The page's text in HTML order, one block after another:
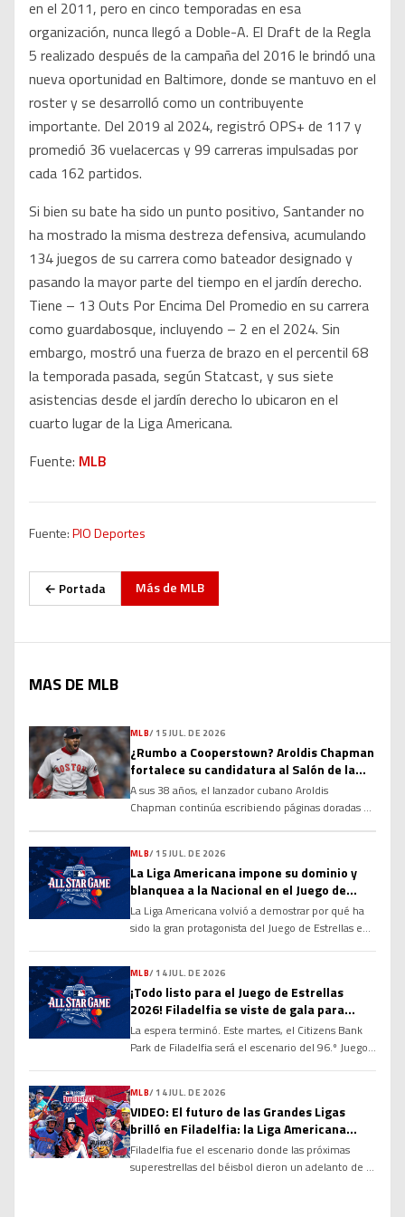
en el 2011, pero en cinco temporadas en esa
organización, nunca llegó a Doble-A. El Draft de la Regla
5 realizado después de la campaña del 2016 le brindó una
nueva oportunidad en Baltimore, donde se mantuvo en el
roster y se desarrolló como un contribuyente
importante. Del 2019 al 2024, registró OPS+ de 117 y
promedió 36 vuelacercas y 99 carreras impulsadas por
cada 162 partidos.
Si bien su bate ha sido un punto positivo, Santander no
ha mostrado la misma destreza defensiva, acumulando
134 juegos de su carrera como bateador designado y
pasando la mayor parte del tiempo en el jardín derecho.
Tiene – 13 Outs Por Encima Del Promedio en su carrera
como guardabosque, incluyendo – 2 en el 2024. Sin
embargo, mostró una fuerza de brazo en el percentil 68
la temporada pasada, según Statcast, y sus siete
asistencias desde el jardín derecho lo ubicaron en el
cuarto lugar de la Liga Americana.
Fuente: MLB
Fuente:PIO Deportes
← Portada Más de MLB
MAS DE MLB
MLB/ 15 JUL. DE 2026
¿Rumbo a Cooperstown? Aroldis Chapman
fortalece su candidatura al Salón de la
Fama
A sus 38 años, el lanzador cubano Aroldis
Chapman continúa escribiendo páginas doradas en
méritos suficientes para ingresar al Salón de la
Fama de Cooperstown? Sus números, su
longevidad y el dominio que ha ejercido durante
más de […]
MLB/ 15 JUL. DE 2026
La Liga Americana impone su dominio y
blanquea a la Nacional en el Juego de
Estrellas 2026
La Liga Americana volvió a demostrar por qué ha
sido la gran protagonista del Juego de Estrellas en
lanzadores prácticamente imbatible, el Joven
Circuito derrotó por marcador de 4-0 a la Liga
Nacional en la edición 96 del Clásico de […]
MLB/ 14 JUL. DE 2026
¡Todo listo para el Juego de Estrellas
2026! Filadelfia se viste de gala para
recibir a las mayores figuras de la MLB
La espera terminó. Este martes, el Citizens Bank
Park de Filadelfia será el escenario del 96.º Juego
en el tradicional duelo entre la Liga Americana y la
Liga Nacional. El partido marcará el cierre de un
intenso Fin de Semana […]
MLB/ 14 JUL. DE 2026
VIDEO: El futuro de las Grandes Ligas
brilló en Filadelfia: la Liga Americana
vence 6-1 en el Juego de Estrellas Futuras
2026
Filadelfia fue el escenario donde las próximas
superestrellas del béisbol dieron un adelanto de lo